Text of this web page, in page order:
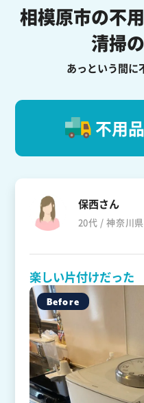
相模原市の不
清掃
あっという間に
不用
保西さん
20代 / 神奈川
楽しい片付けだった